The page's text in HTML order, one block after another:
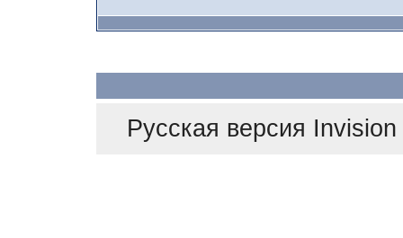
Русская версия